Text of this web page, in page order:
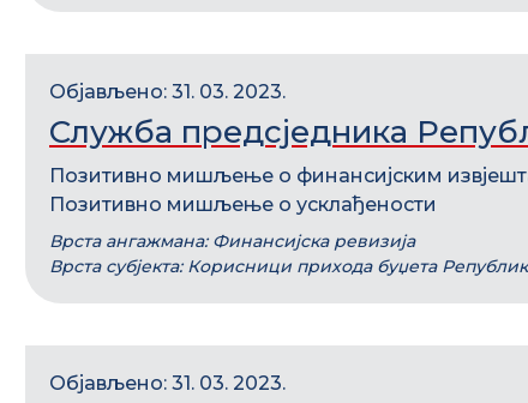
Објављено: 31. 03. 2023.
Служба предсједника
Позитивно мишљење о финансијским
Позитивно мишљење о усклађености
Врста ангажмана: Финансијска ревизија
Врста субјекта: Корисници прихода буџета
Објављено: 31. 03. 2023.